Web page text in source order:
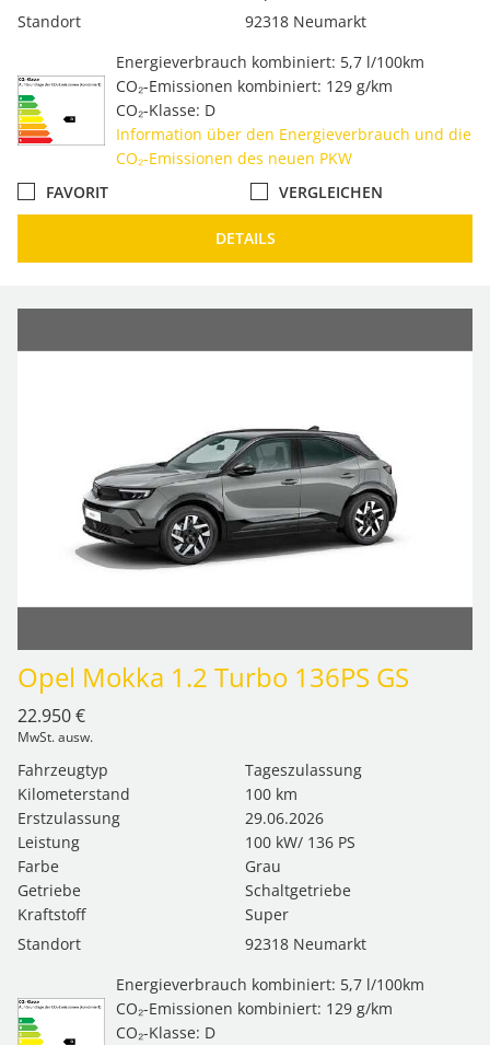
Standort
92318 Neumarkt
Energieverbrauch kombiniert: 5,7 l/100km
CO₂-Emissionen kombiniert: 129 g/km
CO₂-Klasse: D
Information über den Energieverbrauch und die
CO₂-Emissionen des neuen PKW
FAVORIT
VERGLEICHEN
DETAILS
Opel Mokka 1.2 Turbo 136PS GS
22.950 €
MwSt. ausw.
Fahrzeugtyp
Tageszulassung
Kilometerstand
100 km
Erstzulassung
29.06.2026
Leistung
100 kW/ 136 PS
Farbe
Grau
Getriebe
Schaltgetriebe
Kraftstoff
Super
Standort
92318 Neumarkt
Energieverbrauch kombiniert: 5,7 l/100km
CO₂-Emissionen kombiniert: 129 g/km
CO₂-Klasse: D